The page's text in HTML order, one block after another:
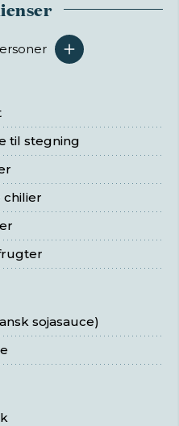
serveringer
til stegning
chilier
sojasauce)